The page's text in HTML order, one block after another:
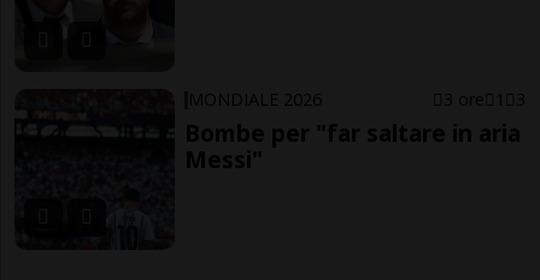
MONDIALE 2026 3 ore 1 3
Bombe per "far saltare in aria
Messi"